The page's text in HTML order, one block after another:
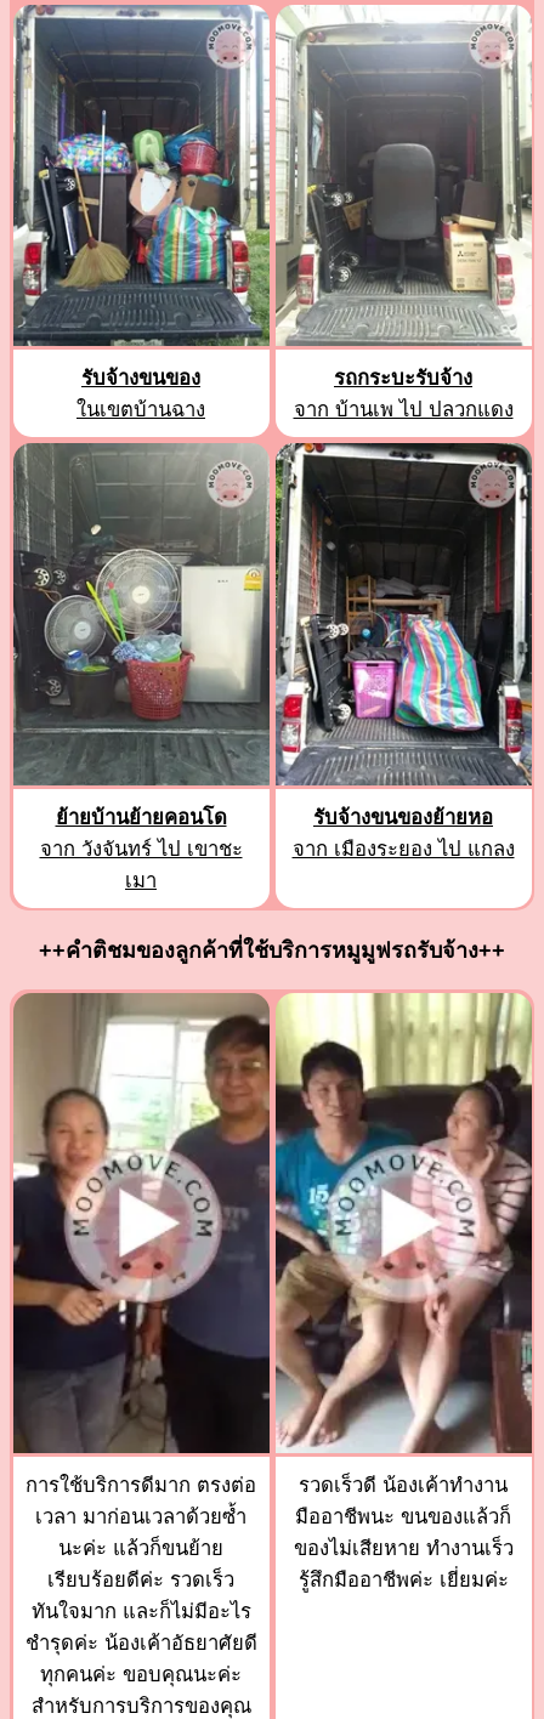
รับจ้างขนของ
ในเขตบ้านฉาง
รถกระบะรับจ้าง
จาก บ้านเพ ไป ปลวกแดง
ย้ายบ้านย้ายคอนโด
จาก วังจันทร์ ไป เขาชะ
เมา
รับจ้างขนของย้ายหอ
จาก เมืองระยอง ไป แกลง
++คำติชมของลูกค้าที่ใช้บริการหมูมูฟรถรับจ้าง++
การใช้บริการดีมาก ตรงต่อ
เวลา มาก่อนเวลาด้วยซ้ำ
นะค่ะ แล้วก็ขนย้าย
เรียบร้อยดีค่ะ รวดเร็ว
ทันใจมาก และก็ไม่มีอะไร
ชำรุดค่ะ น้องเค้าอัธยาศัยดี
ทุกคนค่ะ ขอบคุณนะค่ะ
สำหรับการบริการของคุณ
รวดเร็วดี น้องเค้าทำงาน
มืออาชีพนะ ขนของแล้วก็
ของไม่เสียหาย ทำงานเร็ว
รู้สึกมืออาชีพค่ะ เยี่ยมค่ะ